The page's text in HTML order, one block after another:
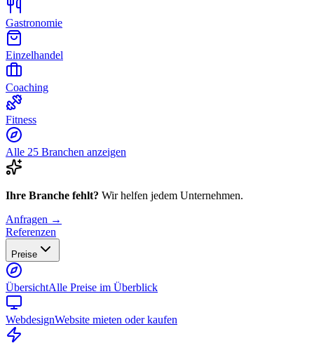
Gastronomie
Einzelhandel
Coaching
Fitness
Alle 25 Branchen anzeigen
Ihre Branche fehlt? Wir helfen jedem Unternehmen.
Anfragen →
Referenzen
Preise
ÜbersichtAlle Preise im Überblick
WebdesignWebsite mieten oder kaufen